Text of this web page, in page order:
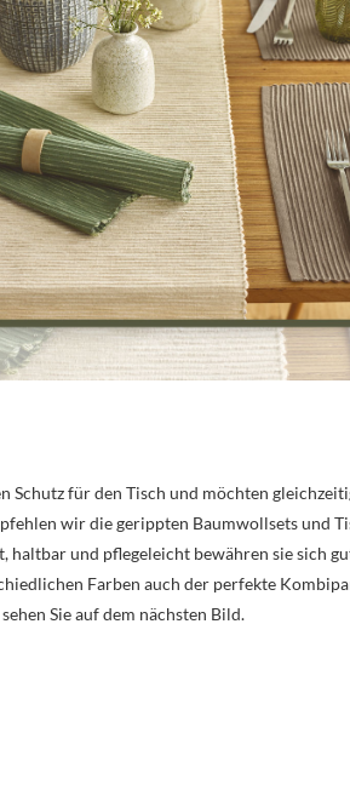
Schutz für den Tisch und möchten
wir die gerippten Baumwollsets und
und pflegeleicht bewähren sie sich
Farben auch der perfekte
Sie auf dem nächsten Bild.